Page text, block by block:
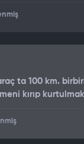
ta 100 km.
kırıp